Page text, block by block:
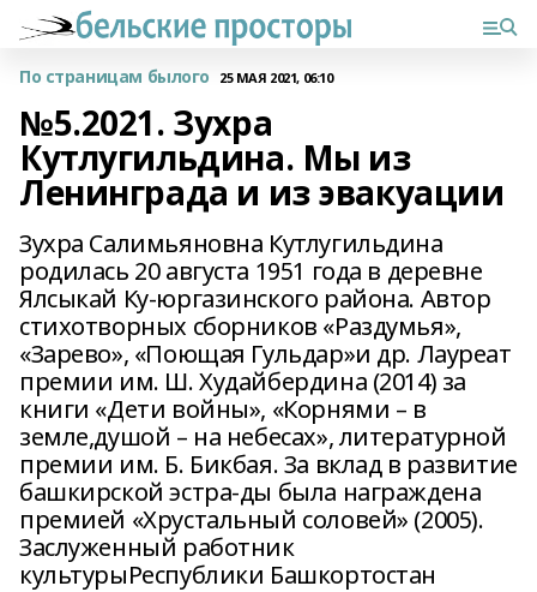
По страницам былого 25 МАЯ 2021, 06:10
№5.2021. Зухра
Кутлугильдина. Мы из
Ленинграда и из эвакуации
Зухра Салимьяновна Кутлугильдина
родилась 20 августа 1951 года в деревне
Ялсыкай Ку-юргазинского района. Автор
стихотворных сборников «Раздумья»,
«Зарево», «Поющая Гульдар»и др. Лауреат
премии им. Ш. Худайбердина (2014) за
книги «Дети войны», «Корнями – в
земле,душой – на небесах», литературной
премии им. Б. Бикбая. За вклад в развитие
башкирской эстра-ды была награждена
премией «Хрустальный соловей» (2005).
Заслуженный работник
культурыРеспублики Башкортостан